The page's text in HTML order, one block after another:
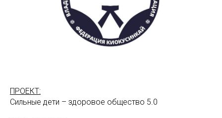
ПРОЕКТ:
Сильные дети – здоровое общество 5.0